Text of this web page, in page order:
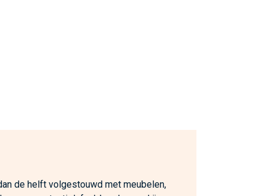
de helft volgestouwd met meubelen,